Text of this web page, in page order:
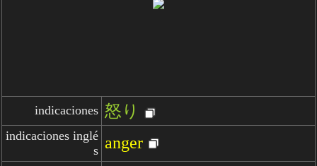
indicaciones 怒り
indicaciones inglé
s anger